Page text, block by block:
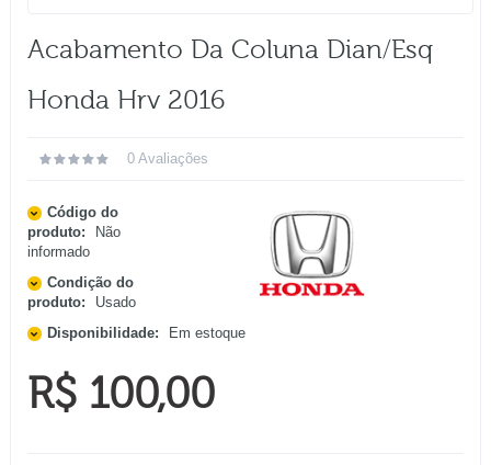
Acabamento Da Coluna Dian/esq
Honda Hrv 2016
0 Avaliações
Código do
produto:
Não
informado
Condição do
produto:
Usado
Disponibilidade:
Em estoque
R$ 100,00